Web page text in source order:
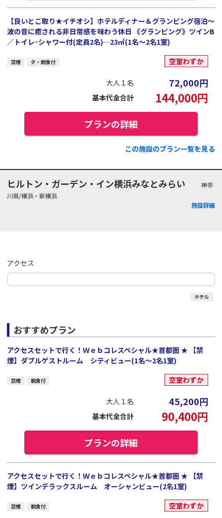
【良いとこ取り★イチオシ】ホテルディナー＆グランピング宿泊～
波の音に癒される非日常感を味わう休日 《グランピング》ツインB
／トイレ･シャワー付(定員2名)…23㎡(1名～2名1室)
禁煙 夕・朝食付 空室わずか
大人１名 72,000円
基本代金合計 144,000円
プランの詳細
この施設のプラン一覧を見る
ヒルトン・ガーデン・イン横浜みなとみらい
神奈
川県/横浜・新横浜
施設詳細
アクセス
ホテル
おすすめプラン
アクセスセットで行く！Ｗｅｂコレスペシャル★首都圏 ★ 【禁
煙】ダブルゲストルーム シティビュー(1名～2名1室)
禁煙 朝食付 空室わずか
大人１名 45,200円
基本代金合計 90,400円
プランの詳細
アクセスセットで行く！Ｗｅｂコレスペシャル★首都圏 ★ 【禁
煙】ツインデラックスルーム オーシャンビュー(2名1室)
禁煙 朝食付 空室わずか